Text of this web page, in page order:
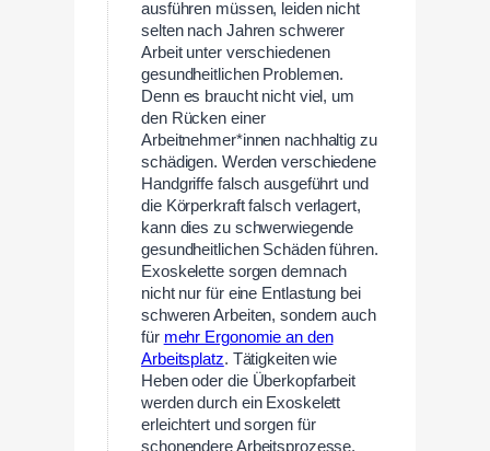
ausführen müssen, leiden nicht
selten nach Jahren schwerer
Arbeit unter verschiedenen
gesundheitlichen Problemen.
Denn es braucht nicht viel, um
den Rücken einer
Arbeitnehmer*innen nachhaltig zu
schädigen. Werden verschiedene
Handgriffe falsch ausgeführt und
die Körperkraft falsch verlagert,
kann dies zu schwerwiegende
gesundheitlichen Schäden führen.
Exoskelette sorgen demnach
nicht nur für eine Entlastung bei
schweren Arbeiten, sondern auch
für mehr Ergonomie an den
Arbeitsplatz. Tätigkeiten wie
Heben oder die Überkopfarbeit
werden durch ein Exoskelett
erleichtert und sorgen für
schonendere Arbeitsprozesse.